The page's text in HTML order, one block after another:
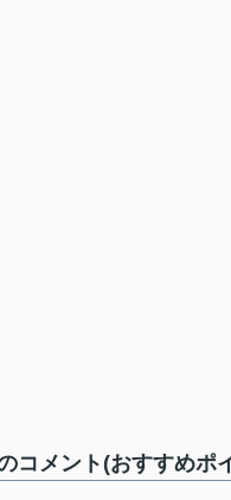
コメント(おすすめポ